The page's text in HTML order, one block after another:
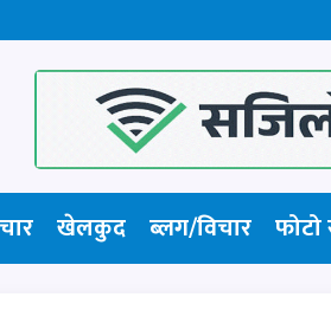
खेलकुद ब्लग/विचार फोटो